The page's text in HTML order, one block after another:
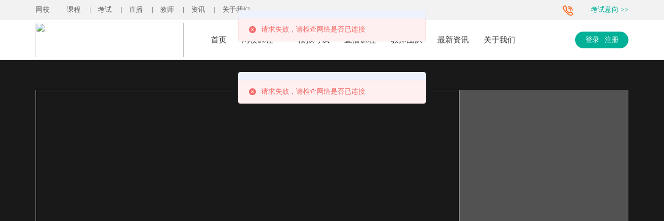
网校 课程 考试 直播 教师 资讯 关于我们 考试意向 >>
首页 网校课程 模拟考试 直播课程 教师团队 最新资讯 关于我们 登录 | 注册
请求失败，请检查网络是否已连接
请求失败，请检查网络是否已连接